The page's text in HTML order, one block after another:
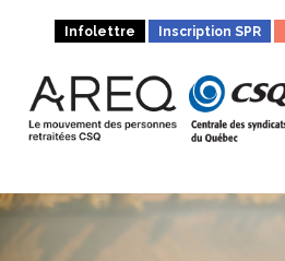
Infolettre Inscription SPR